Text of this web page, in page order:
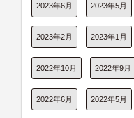
2023年6月 2023年5月
2023年2月 2023年1月
2022年10月 2022年9月
2022年6月 2022年5月